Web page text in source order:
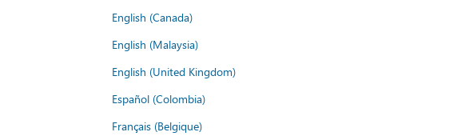
English (Canada)
English (Malaysia)
English (United Kingdom)
Español (Colombia)
Français (Belgique)